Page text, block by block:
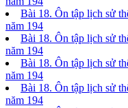
Bài 18. Ôn tập lịch sử
năm 194
Bài 18. Ôn tập lịch sử
năm 194
Bài 18. Ôn tập lịch sử
năm 194
Bài 18. Ôn tập lịch sử
năm 194